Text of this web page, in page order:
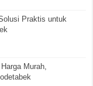
Praktis untuk
Murah,